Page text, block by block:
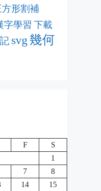
方形割補
字學習 下載
svg 幾何
F
S
1
7
8
14
15